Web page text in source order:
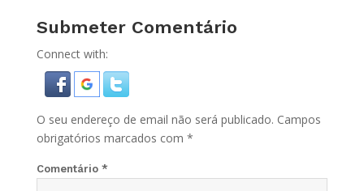
Submeter Comentário
Connect with:
O seu endereço de email não será publicado. Campos
obrigatórios marcados com *
Comentário *